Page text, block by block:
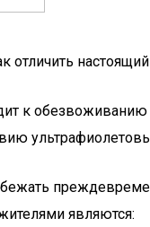
отличить
к
являются: